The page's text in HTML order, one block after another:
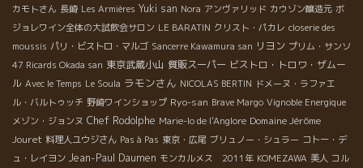
カモトさん 長崎 Les Armières Yuki san Nora アンヴァリッド カウゾン醸造元 ボ
ジョレワイン全体の大試飲会サロン LE BARATIN クリスト・パカレ closerie des
moussis パリ・ビストロ・マルゴ Sancerre Kawamura san リヨン プリム・サンソ
47 Ricards Okada san 東京武蔵小山 質販スーパー ビストロ・トロワ・ザムー
ル Avec le Temps Le Soula ラモンさん NICOLAS BERTIN ドメーヌ・ラファエ
ル・バルトゥッチ 野崎ワインショップ Ryo-san Brave Margo Vignoble Energique
メゾン・ジョンヌ Chef Rodolphe Marie-lo de l'Anglore Domaine Jérôme
Jouret 料理人ユウジさん Pas à Pas 東京・広尾 ブリュノー・シュラー コトー・デ
ュ・レイヨン Jean-Paul Daumen モンカルメス 2011年 KOMEZAWA 美人 コル